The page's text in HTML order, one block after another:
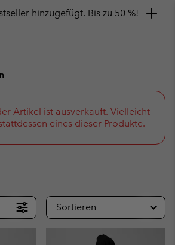
Artikel ist ausverkauft. Vielleicht
eines dieser Produkte.
Sortieren